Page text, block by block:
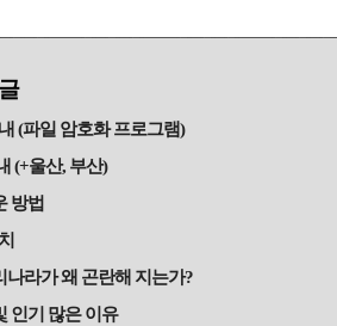
(파일 암호화 프로그램)
(+울산, 부산)
방법
라가 왜 곤란해 지는가?
인기 많은 이유